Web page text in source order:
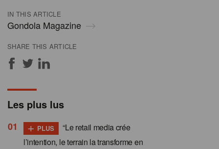
IN THIS ARTICLE
Gondola Magazine
SHARE THIS ARTICLE
Les plus lus
+ PLUS
“Le retail media crée
l’intention, le terrain la transforme en